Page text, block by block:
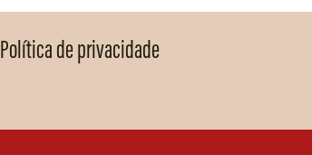
Política de privacidade